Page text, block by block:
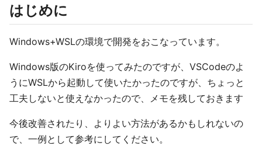
はじめに
Windows+WSLの環境で開発をおこなっています。
Windows版のKiroを使ってみたのですが、VSCodeのよ
うにWSLから起動して使いたかったのですが、ちょっと
工夫しないと使えなかったので、メモを残しておきます
今後改善されたり、よりよい方法があるかもしれないの
で、一例として参考にしてください。